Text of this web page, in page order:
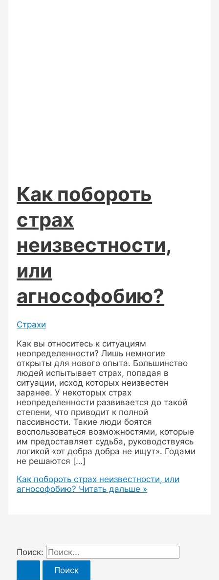
Как побороть
страх
неизвестности,
или
агнософобию?
Страхи
Как вы относитесь к ситуациям
неопределенности? Лишь немногие
открыты для нового опыта. Большинство
людей испытывает страх, попадая в
ситуации, исход которых неизвестен
заранее. У некоторых страх
неопределенности развивается до такой
степени, что приводит к полной
пассивности. Такие люди боятся
воспользоваться возможностями, которые
им предоставляет судьба, руководствуясь
логикой «от добра добра не ищут». Годами
не решаются […]
Как побороть страх неизвестности, или
агнософобию? Читать дальше »
Поиск: